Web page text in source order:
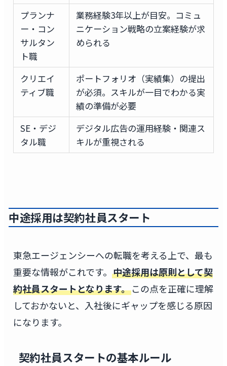
プランナ
ー・コン
サルタン
ト職
業務経験3年以上が目安。コミュ
ニケーション戦略の立案経験が求
められる
クリエイ
ティブ職
ポートフォリオ（実績集）の提出
が必須。スキルが一目でわかる実
績の準備が必要
SE・デジ
タル職
デジタル広告の運用経験・関連ス
キルが重視される
中途採用は契約社員スタート
東急エージェンシーへの転職を考える上で、最も
重要な情報がこれです。 中途採用は原則として契
約社員スタートとなります。この点を正確に理解
しておかないと、入社後にギャップを感じる原因
になります。
契約社員スタートの基本ルール